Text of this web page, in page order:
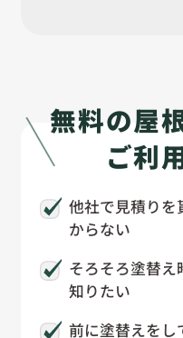
無料の屋
ご利
他社で見積り
からない
そろそろ塗替え
知りたい
前に塗替えをし